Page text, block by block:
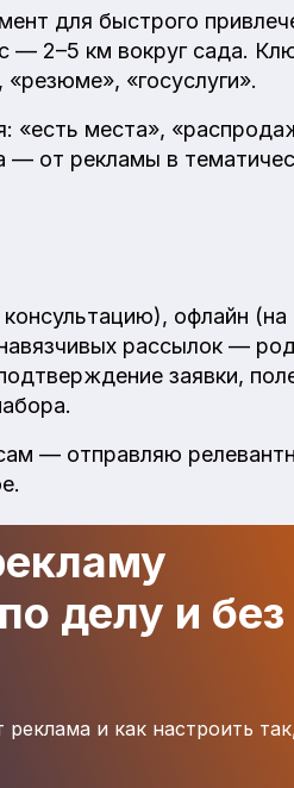
для быстрого
— 2–5 км вокруг сада.
«госуслуги».
«есть места»,
от рекламы в
офлайн (на
рассылок —
заявки,
— отправляю
делу и без
и как настроить